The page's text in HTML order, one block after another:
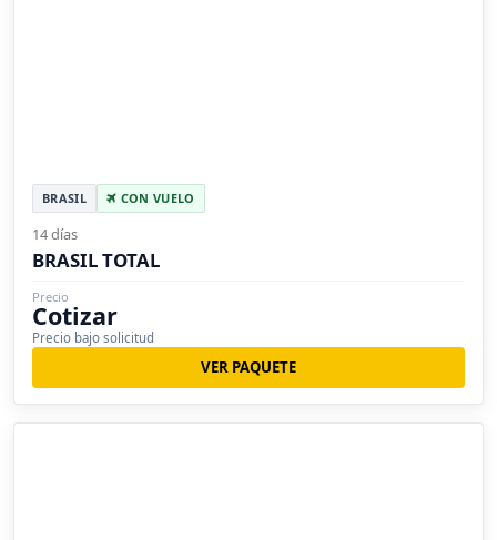
BRASIL CON VUELO
14 días
BRASIL TOTAL
Precio
Cotizar
Precio bajo solicitud
VER PAQUETE